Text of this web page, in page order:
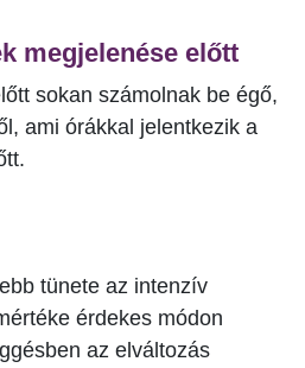
megjelenése előtt
sokan számolnak be égő,
ami órákkal jelentkezik a
tünete az intenzív
érdekes módon
az elváltozás